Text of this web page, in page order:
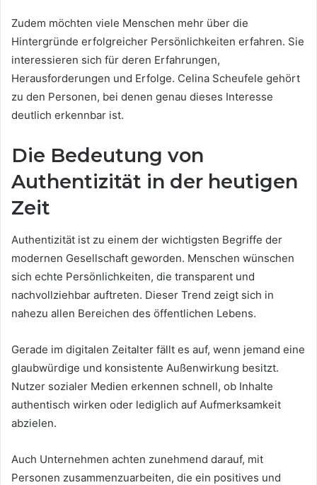
Zudem möchten viele Menschen mehr über die
Hintergründe erfolgreicher Persönlichkeiten erfahren. Sie
interessieren sich für deren Erfahrungen,
Herausforderungen und Erfolge. Celina Scheufele gehört
zu den Personen, bei denen genau dieses Interesse
deutlich erkennbar ist.
Die Bedeutung von
Authentizität in der heutigen
Zeit
Authentizität ist zu einem der wichtigsten Begriffe der
modernen Gesellschaft geworden. Menschen wünschen
sich echte Persönlichkeiten, die transparent und
nachvollziehbar auftreten. Dieser Trend zeigt sich in
nahezu allen Bereichen des öffentlichen Lebens.
Gerade im digitalen Zeitalter fällt es auf, wenn jemand eine
glaubwürdige und konsistente Außenwirkung besitzt.
Nutzer sozialer Medien erkennen schnell, ob Inhalte
authentisch wirken oder lediglich auf Aufmerksamkeit
abzielen.
Auch Unternehmen achten zunehmend darauf, mit
Personen zusammenzuarbeiten, die ein positives und